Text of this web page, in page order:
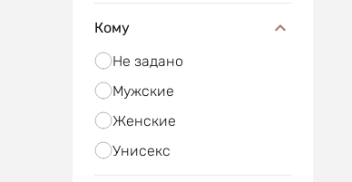
Кому
Не задано
Мужские
Женские
Унисекс